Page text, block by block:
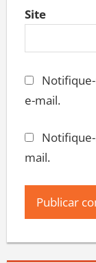
Site
e-mail.
mail.